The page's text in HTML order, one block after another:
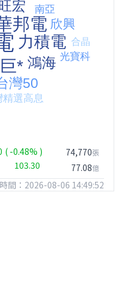
( -0.48% )
103.30
74,770張
77.08億
間：2026-08-06 14:49:52